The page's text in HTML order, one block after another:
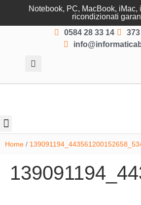
Notebook, PC, MacBook, iMac,
ricondizionati
0584 28 33 14
Home /